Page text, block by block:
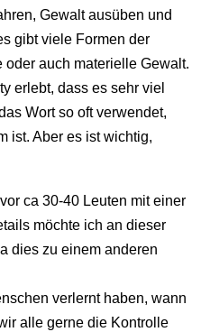
Gewalt ausüben und
gibt viele Formen der
auch materielle Gewalt.
erlebt, dass es sehr viel
Wort so oft verwendet,
ist. Aber es ist wichtig,
ca 30-40 Leuten mit einer
möchte ich an dieser
dies zu einem anderen
verlernt haben, wann
alle gerne die Kontrolle